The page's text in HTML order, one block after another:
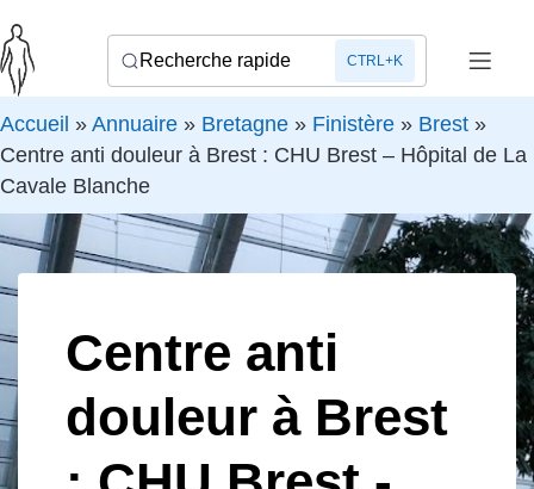
Recherche rapide CTRL+K
Accueil » Annuaire » Bretagne » Finistère » Brest »
Centre anti douleur à Brest : CHU Brest – Hôpital de La
Cavale Blanche
Centre anti
douleur à Brest